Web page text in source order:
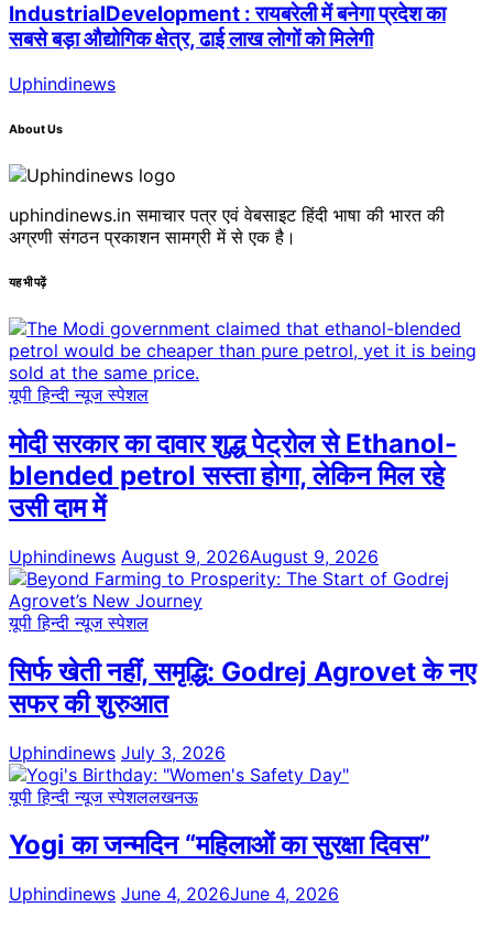
IndustrialDevelopment : रायबरेली में बनेगा प्रदेश का
सबसे बड़ा औद्योगिक क्षेत्र, ढाई लाख लोगों को मिलेगी
Uphindinews
About Us
uphindinews.in समाचार पत्र एवं वेबसाइट हिंदी भाषा की भारत की
अग्रणी संगठन प्रकाशन सामग्री में से एक है।
यह भी पढ़ें
यूपी हिन्दी न्यूज स्पेशल
मोदी सरकार का दावार शुद्ध पेट्रोल से Ethanol-
blended petrol सस्ता होगा, लेकिन मिल रहे
उसी दाम में
Uphindinews August 9, 2026August 9, 2026
यूपी हिन्दी न्यूज स्पेशल
सिर्फ खेती नहीं, समृद्धि: Godrej Agrovet के नए
सफर की शुरुआत
Uphindinews July 3, 2026
यूपी हिन्दी न्यूज स्पेशललखनऊ
Yogi का जन्मदिन “महिलाओं का सुरक्षा दिवस”
Uphindinews June 4, 2026June 4, 2026